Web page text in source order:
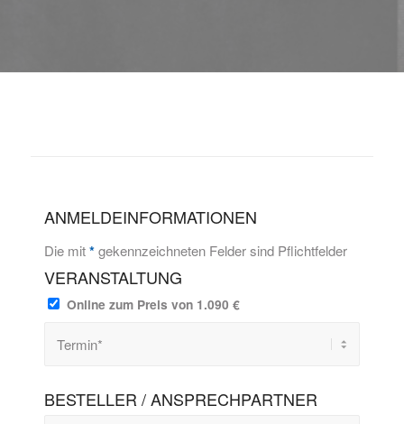
ANMELDEINFORMATIONEN
Die mit*gekennzeichneten Felder sind Pflichtfelder
VERANSTALTUNG
Online zum Preis von 1.090 €
BESTELLER / ANSPRECHPARTNER